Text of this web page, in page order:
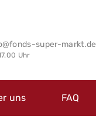
super-markt.de
Uhr
uns FAQ